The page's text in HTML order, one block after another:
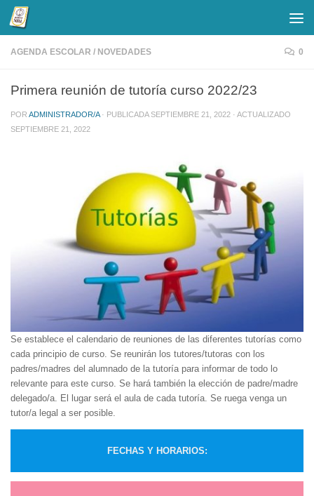
Saltar al contenido
AGENDA ESCOLAR / NOVEDADES 0
Primera reunión de tutoría curso 2022/23
POR ADMINISTRADOR/A · PUBLICADASEPTIEMBRE 21, 2022 · ACTUALIZADO
SEPTIEMBRE 21, 2022
Se establece el calendario de reuniones de las diferentes tutorías como
cada principio de curso. Se reunirán los tutores/tutoras con los
padres/madres del alumnado de la tutoría para informar de todo lo
relevante para este curso. Se hará también la elección de padre/madre
delegado/a. El lugar será el aula de cada tutoría. Se ruega venga un
tutor/a legal a ser posible.
FECHAS Y HORARIOS: